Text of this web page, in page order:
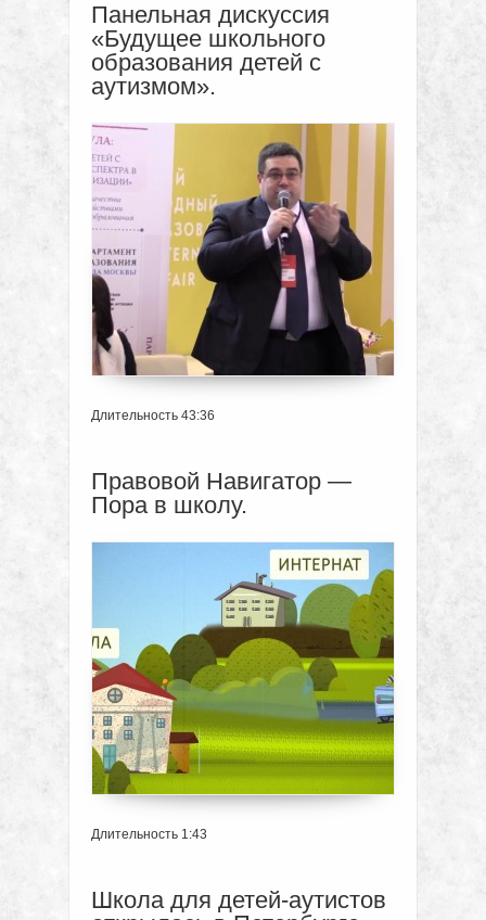
Панельная дискуссия
«Будущее школьного
образования детей с
аутизмом».
Длительность 43:36
Правовой Навигатор —
Пора в школу.
Длительность 1:43
Школа для детей-аутистов